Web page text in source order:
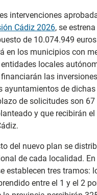
intervenciones
Cádiz 2026, se
de 10.074.949
en los municipios con
locales
las
ayuntamientos de
de solicitudes son
y que recibirán
del nuevo plan se
de cada localidad.
establecen tres tramos:
entre el 1 y el 2